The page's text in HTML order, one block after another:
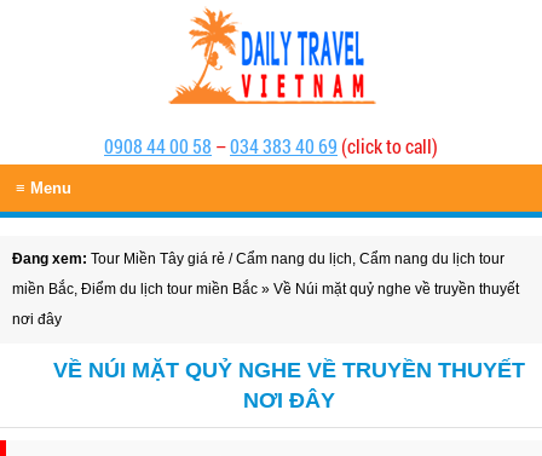
0908 44 00 58 –034 383 40 69 (click to call)
≡ Menu
Đang xem: Tour Miền Tây giá rẻ /Cẩm nang du lịch, Cẩm nang du lịch tour
miền Bắc, Điểm du lịch tour miền Bắc » Về Núi mặt quỷ nghe về truyền thuyết
nơi đây
VỀ NÚI MẶT QUỶ NGHE VỀ TRUYỀN THUYẾT
NƠI ĐÂY